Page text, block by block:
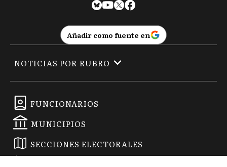
Añadir como fuente en
FUNCIONARIOS
MUNICIPIOS
SECCIONES ELECTORALES
NOTICIAS POR RUBRO